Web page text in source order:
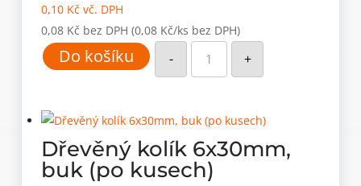
0,10 Kč vč. DPH
0,08 Kč bez DPH (0,08 Kč/ks bez DPH)
Do košíku -
Dřevěný
kolík
6x30mm,
bříza
+
Dřevěný kolík 6x30mm,
buk (po kusech)